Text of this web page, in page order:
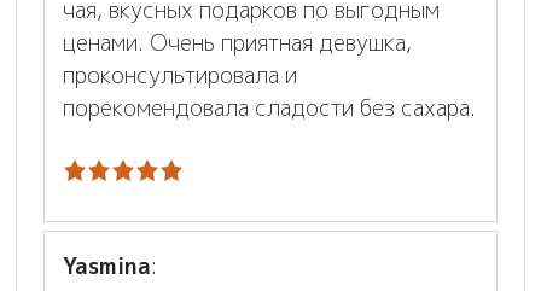
чая, вкусных подарков по выгодным
ценами. Очень приятная девушка,
проконсультировала и
порекомендовала сладости без сахара.
Yasmina: